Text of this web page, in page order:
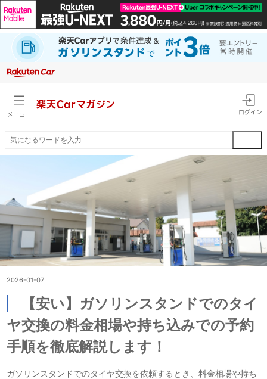
メニュー
楽天Carマガジン
ログイン
2026-01-07
【安い】ガソリンスタンドでのタイ
ヤ交換の料金相場や持ち込みでの予約
手順を徹底解説します！
ガソリンスタンドでのタイヤ交換を依頼するとき、料金相場や持ち